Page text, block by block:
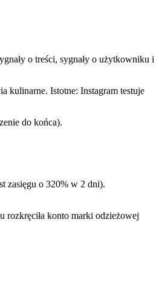
o treści, sygnały o użytkowniku i
kulinarne. Istotne: Instagram testuje
do końca).
zasięgu o 320% w 2 dni).
rozkręciła konto marki odzieżowej